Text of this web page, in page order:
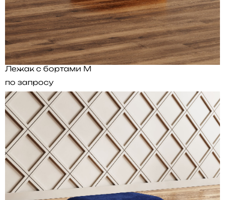
Лежак с бортами M
по запросу